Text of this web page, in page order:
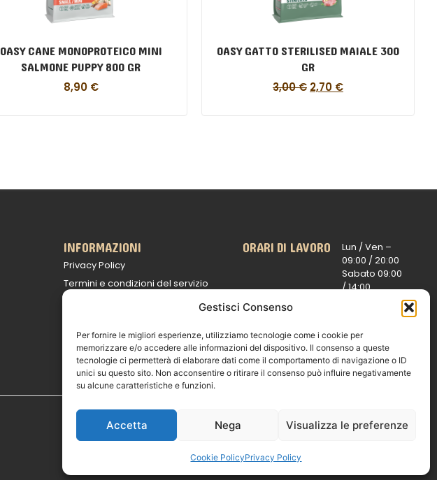
Gestisci Consenso
Per fornire le migliori esperienze, utilizziamo tecnologie come i cookie per
memorizzare e/o accedere alle informazioni del dispositivo. Il consenso a queste
tecnologie ci permetterà di elaborare dati come il comportamento di navigazione o ID
unici su questo sito. Non acconsentire o ritirare il consenso può influire negativamente
su alcune caratteristiche e funzioni.
Accetta Nega Visualizza le preferenze
Cookie PolicyPrivacy Policy
OASY CANE MONOPROTEICO MINI
SALMONE PUPPY 800 GR
8,90 €
OASY GATTO STERILISED MAIALE 300
GR
3,00€ 2,70 €
INFORMAZIONI
Privacy Policy
Termini e condizioni del servizio
Avviso legale
ORARI DI LAVORO
Lun / Ven –
09:00 /20:00
Sabato 09:00
/14:00
IT07259351216
Designed with passion byBilogic – Agenzia
di Comunicazione